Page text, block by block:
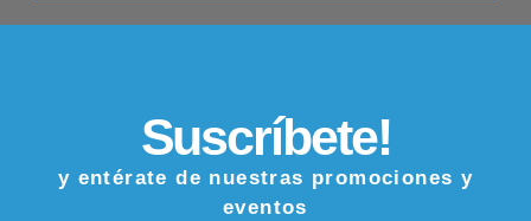
Suscríbete!
y entérate de nuestras promociones y
eventos